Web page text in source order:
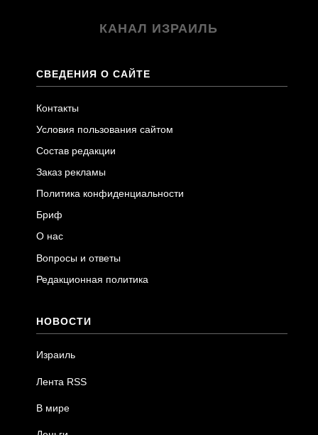
КАНАЛ ИЗРАИЛЬ
СВЕДЕНИЯ О САЙТЕ
Контакты
Условия пользования сайтом
Состав редакции
Заказ рекламы
Политика конфиденциальности
Бриф
О нас
Вопросы и ответы
Редакционная политика
НОВОСТИ
Израиль
Лента RSS
В мире